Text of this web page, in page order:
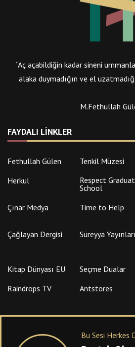
“Aç açabildiğin kadar sineni
alaka duymadığın ve el
M.Fethullah
FAYDALI LINKLER
Fethullah Gülen Tenkil Müzesi
Herkul
Respect
School
Çınar Medya Time to Help
Çağlayan Dergisi
Süreyya Yayınları
Kitap Dünyası EU
Seçme Dualar
Raindrops TV
Antstores
Bu Sesi Herkes